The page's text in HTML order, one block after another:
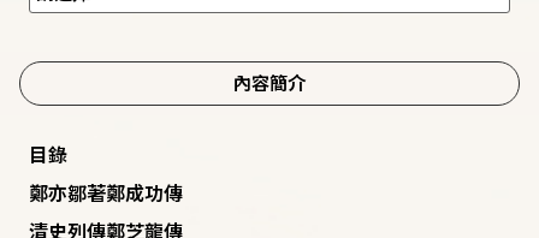
內容簡介
目錄
鄭亦鄒著鄭成功傳
清史列傳鄭芝龍傳